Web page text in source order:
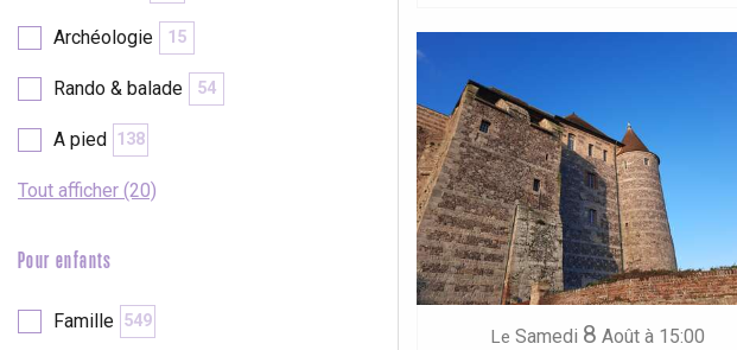
Archéologie 15
Rando & balade 54
A pied 138
Tout afficher (20)
Pour enfants
Famille 549
Le Samedi 8 Août à 15:00